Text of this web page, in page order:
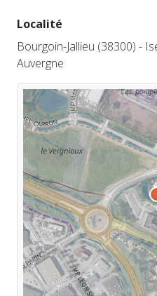
Localité
Bourgoin-Jallieu (38300) -
Auvergne